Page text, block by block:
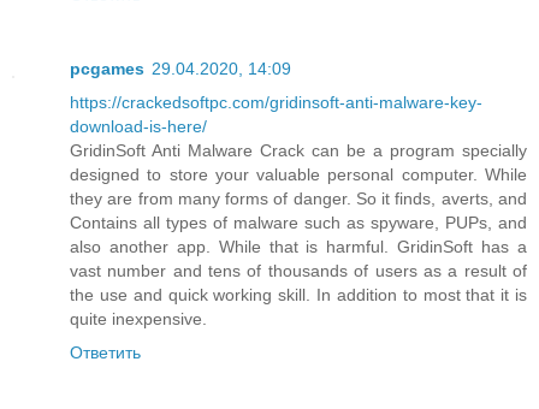
pcgames 29.04.2020, 14:09
https://crackedsoftpc.com/gridinsoft-anti-malware-key-
download-is-here/
GridinSoft Anti Malware Crack can be a program specially
designed to store your valuable personal computer. While
they are from many forms of danger. So it finds, averts, and
Contains all types of malware such as spyware, PUPs, and
also another app. While that is harmful. GridinSoft has a
vast number and tens of thousands of users as a result of
the use and quick working skill. In addition to most that it is
quite inexpensive.
Ответить